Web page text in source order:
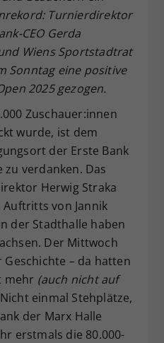
Turnierdirektor
CEO Gerda
Wiens Sportstadtrat
Sonntag eine positive
2025 gezogen.
Zuschauer:innen
wurde, ist dem
der Erste Bank
zu verdanken. Das
Herwig Straka
von Jannik
der Stadthalle haben
Der Mittwoch
– da hatten
mehr (auch nicht auf
einmal Stehplätze,
der Marx Halle
erstmals die 80.000-
speichert Ihre Consent-
Unter anderem eine
ID, für die
Speicherung Ihrer
Einstellungen, falls der
dies eingestellt